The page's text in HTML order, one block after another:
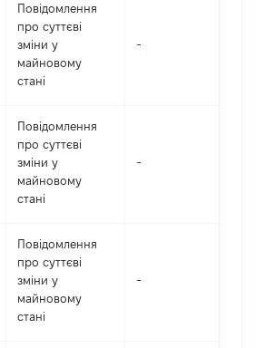
Повідомлення
про суттєві
зміни y
майновому
стані
-
Повідомлення
про суттєві
зміни y
майновому
стані
-
Повідомлення
про суттєві
зміни y
майновому
стані
-